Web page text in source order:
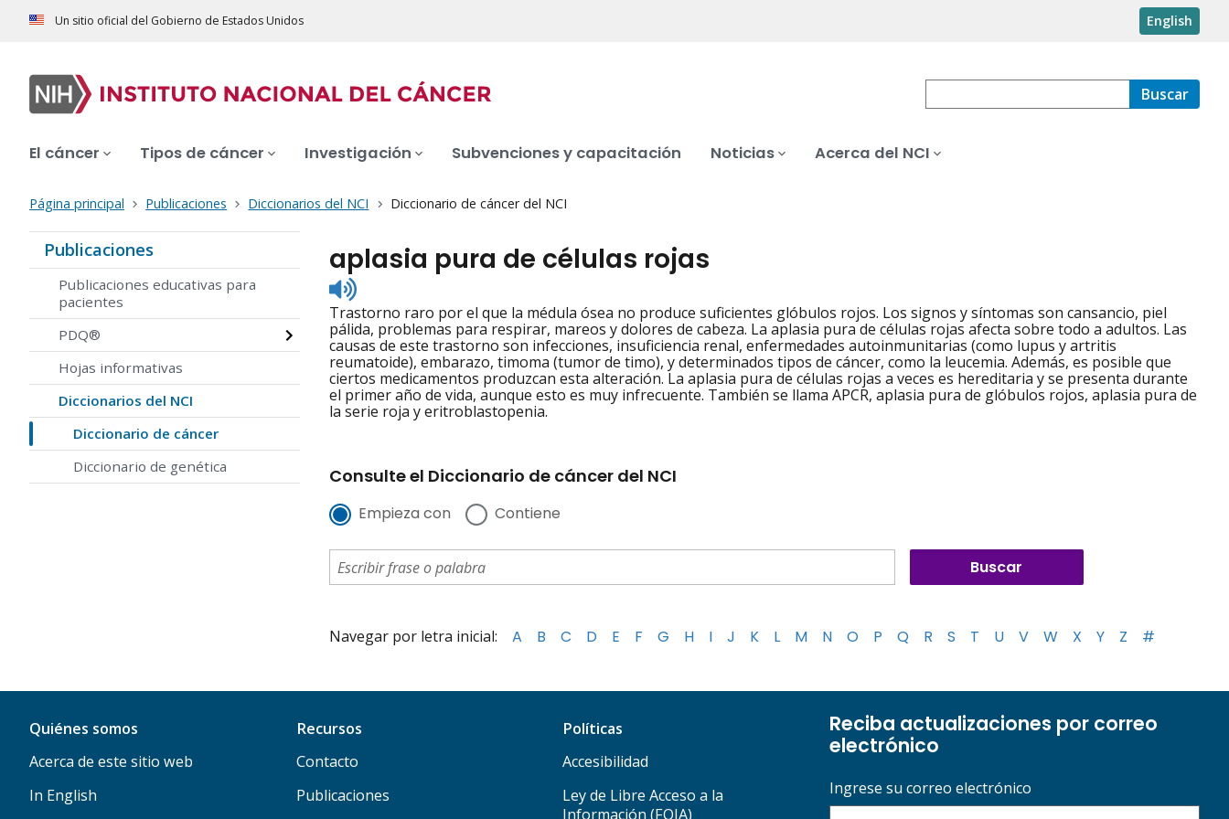
Un sitio oficial del Gobierno de Estados Unidos English
Buscar
El cáncer Tipos de cáncer Investigación Subvenciones y capacitación Noticias Acerca del NCI
Página principal Publicaciones Diccionarios del NCI Diccionario de cáncer del NCI
Publicaciones
Publicaciones educativas para
pacientes
PDQ®
Hojas informativas
Diccionarios del NCI
Diccionario de cáncer
Diccionario de genética
aplasia pura de células rojas
Listen
to
pronunciation
Trastorno raro por el que la médula ósea no produce suficientes glóbulos rojos. Los signos y síntomas son cansancio, piel
pálida, problemas para respirar, mareos y dolores de cabeza. La aplasia pura de células rojas afecta sobre todo a adultos. Las
causas de este trastorno son infecciones, insuficiencia renal, enfermedades autoinmunitarias (como lupus y artritis
reumatoide), embarazo, timoma (tumor de timo), y determinados tipos de cáncer, como la leucemia. Además, es posible que
ciertos medicamentos produzcan esta alteración. La aplasia pura de células rojas a veces es hereditaria y se presenta durante
el primer año de vida, aunque esto es muy infrecuente. También se llama APCR, aplasia pura de glóbulos rojos, aplasia pura de
la serie roja y eritroblastopenia.
Consulte el Diccionario de cáncer del NCI
Empieza con Contiene
Navegar por letra inicial: A B C D E F G H I J K L M N O P Q R S T U V W X Y Z #
Quiénes somos
Acerca de este sitio web
In English
Recursos
Contacto
Publicaciones
Políticas
Accesibilidad
Ley de Libre Acceso a la
Información (FOIA)
Reciba actualizaciones por correo
electrónico
Ingrese su correo electrónico